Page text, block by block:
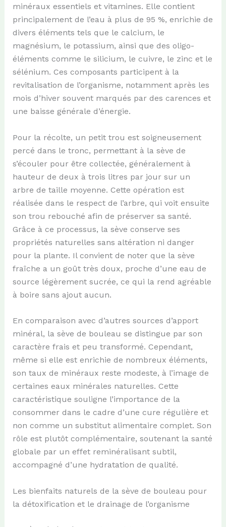
minéraux essentiels et vitamines. Elle contient
principalement de l’eau à plus de 95 %, enrichie de
divers éléments tels que le calcium, le
magnésium, le potassium, ainsi que des oligo-
éléments comme le silicium, le cuivre, le zinc et le
sélénium. Ces composants participent à la
revitalisation de l’organisme, notamment après les
mois d’hiver souvent marqués par des carences et
une baisse générale d’énergie.
Pour la récolte, un petit trou est soigneusement
percé dans le tronc, permettant à la sève de
s’écouler pour être collectée, généralement à
hauteur de deux à trois litres par jour sur un
arbre de taille moyenne. Cette opération est
réalisée dans le respect de l’arbre, qui voit ensuite
son trou rebouché afin de préserver sa santé.
Grâce à ce processus, la sève conserve ses
propriétés naturelles sans altération ni danger
pour la plante. Il convient de noter que la sève
fraîche a un goût très doux, proche d’une eau de
source légèrement sucrée, ce qui la rend agréable
à boire sans ajout aucun.
En comparaison avec d’autres sources d’apport
minéral, la sève de bouleau se distingue par son
caractère frais et peu transformé. Cependant,
même si elle est enrichie de nombreux éléments,
son taux de minéraux reste modeste, à l’image de
certaines eaux minérales naturelles. Cette
caractéristique souligne l’importance de la
consommer dans le cadre d’une cure régulière et
non comme un substitut alimentaire complet. Son
rôle est plutôt complémentaire, soutenant la santé
globale par un effet reminéralisant subtil,
accompagné d’une hydratation de qualité.
Les bienfaits naturels de la sève de bouleau pour
la détoxification et le drainage de l’organisme